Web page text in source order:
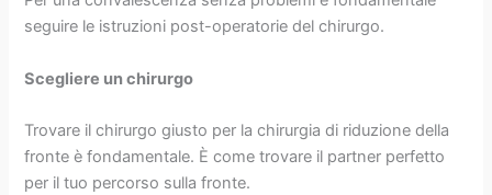
seguire le istruzioni post-operatorie del chirurgo.
Scegliere un chirurgo
Trovare il chirurgo giusto per la chirurgia di riduzione della
fronte è fondamentale. È come trovare il partner perfetto
per il tuo percorso sulla fronte.